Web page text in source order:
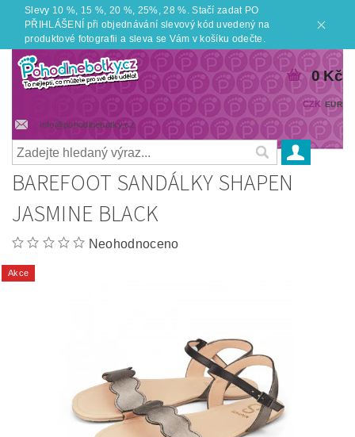
Slevy 10 %, 15 %, 20 %, 25%, 28 %. Stačí zadat PO
PŘIHLÁŠENÍ při objednávání slevový kód uvedený na
produktové fotografii a sleva se Vám v košíku odečte.
info@pohodlnebotky.cz
CZK EUR
0 Kč
BAREFOOT SANDÁLKY SHAPEN
JASMINE BLACK
Neohodnoceno
Akce